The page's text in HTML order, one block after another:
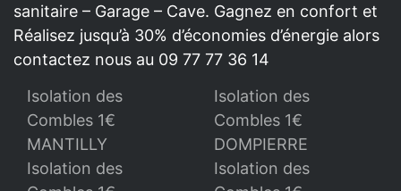
sanitaire – Garage – Cave. Gagnez en confort et
Réalisez jusqu’à 30% d’économies d’énergie alors
contactez nous au 09 77 77 36 14
Isolation des
Combles 1€
MANTILLY
Isolation des
Combles 1€
DOMPIERRE
Isolation des
Isolation des